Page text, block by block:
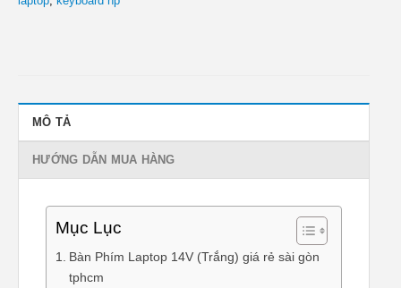
MÔ TẢ
HƯỚNG DẪN MUA HÀNG
Mục Lục
Bàn Phím Laptop 14V (Trắng) giá rẻ sài gòn
tphcm